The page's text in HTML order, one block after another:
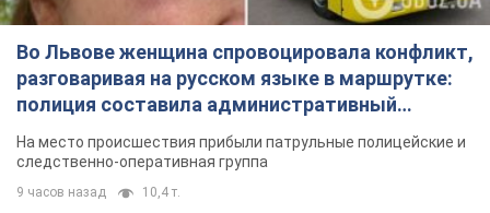
Во Львове женщина спровоцировала конфликт,
разговаривая на русском языке в маршрутке:
полиция составила административный
протокол. Видео
На место происшествия прибыли патрульные полицейские и
следственно-оперативная группа
9 часов назад 10,4 т.